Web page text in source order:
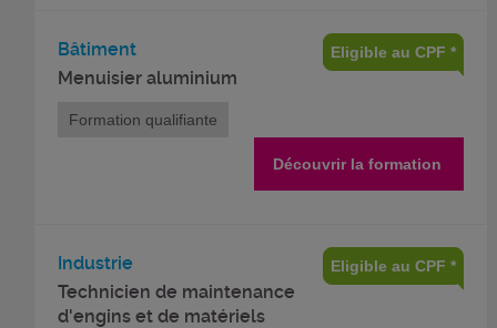
Bâtiment
Menuisier aluminium
Eligible au CPF *
Formation qualifiante
Découvrir la formation
Industrie
Technicien de maintenance
d'engins et de matériels
Eligible au CPF *